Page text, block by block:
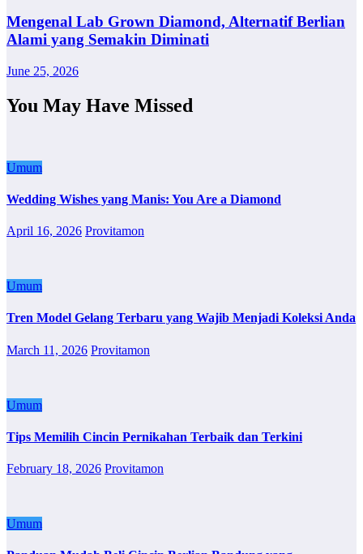
Mengenal Lab Grown Diamond, Alternatif Berlian
Alami yang Semakin Diminati
June 25, 2026
You May Have Missed
Umum
Wedding Wishes yang Manis: You Are a Diamond
April 16, 2026 Provitamon
Umum
Tren Model Gelang Terbaru yang Wajib Menjadi Koleksi Anda
March 11, 2026 Provitamon
Umum
Tips Memilih Cincin Pernikahan Terbaik dan Terkini
February 18, 2026 Provitamon
Umum